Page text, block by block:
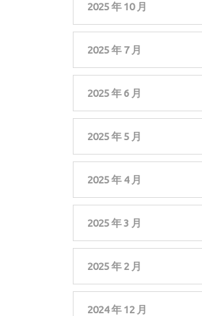
2025 年 10 月
2025 年 7 月
2025 年 6 月
2025 年 5 月
2025 年 4 月
2025 年 3 月
2025 年 2 月
2024 年 12 月